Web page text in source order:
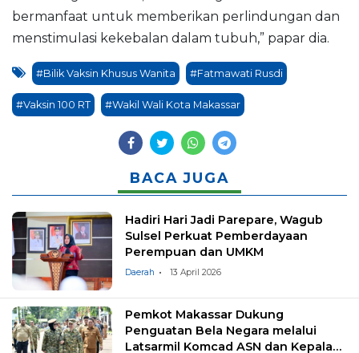
bermanfaat untuk memberikan perlindungan dan
menstimulasi kekebalan dalam tubuh,” papar dia.
#Bilik Vaksin Khusus Wanita #Fatmawati Rusdi
#Vaksin 100 RT #Wakil Wali Kota Makassar
BACA JUGA
Hadiri Hari Jadi Parepare, Wagub
Sulsel Perkuat Pemberdayaan
Perempuan dan UMKM
Daerah 13 April 2026
Pemkot Makassar Dukung
Penguatan Bela Negara melalui
Latsarmil Komcad ASN dan Kepala